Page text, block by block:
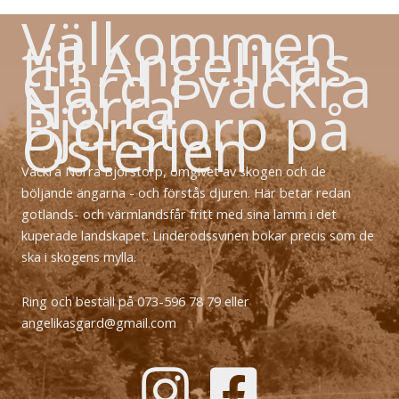
Välkommen
till Angelikas
Gård i vackra
Norra
Björstorp på
Österlen
Vackra Norra Björstorp, omgivet av skogen och de
böljande ängarna - och förstås djuren. Här betar redan
gotlands- och värmlandsfår fritt med sina lamm i det
kuperade landskapet. Linderödssvinen bökar precis som de
ska i skogens mylla.
Ring och beställ på 073-596 78 79 eller
angelikasgard@gmail.com